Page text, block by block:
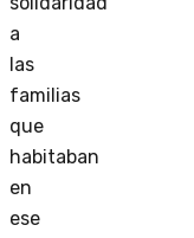
a
las
familias
que
habitaban
en
ese